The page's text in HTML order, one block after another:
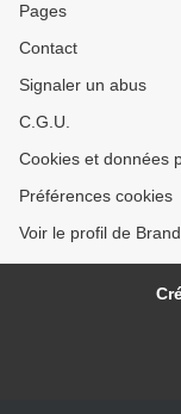
Pages
Contact
Signaler un abus
C.G.U.
Cookies et données
Préférences cookies
Voir le profil de